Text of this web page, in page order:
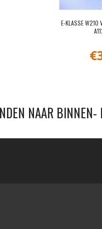
E-KLASSE W210
€
NAAR